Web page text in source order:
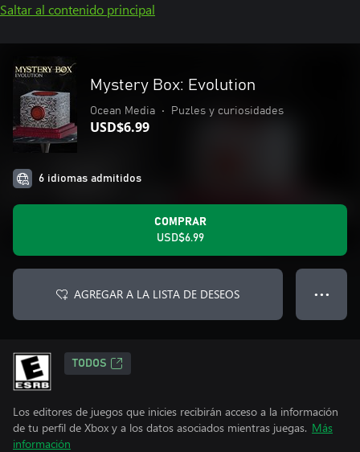
Saltar al contenido principal
Mystery Box: Evolution
Ocean Media • Puzles y curiosidades
USD$6.99
6 idiomas admitidos
COMPRAR
USD$6.99
AGREGAR A LA LISTA DE DESEOS ● ● ●
TODOS
Los editores de juegos que inicies recibirán acceso a la información
de tu perfil de Xbox y a los datos asociados mientras juegas. Más
información